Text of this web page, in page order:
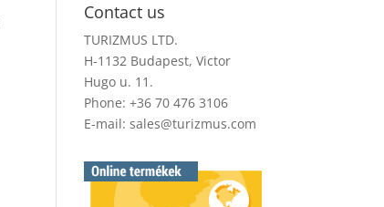
Contact us
TURIZMUS LTD.
H-1132 Budapest, Victor
Hugo u. 11.
Phone: +36 70 476 3106
E-mail:sales@turizmus.com